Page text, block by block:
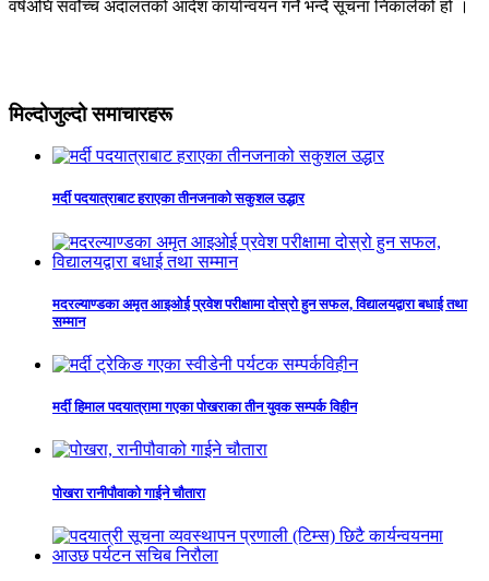
वर्षअघि सर्वोच्च अदालतको आदेश कार्यान्वयन गर्ने भन्दै सूचना निकालेको हो ।
मिल्दोजुल्दो समाचारहरू
मर्दी पदयात्राबाट हराएका तीनजनाको सकुशल उद्धार
मदरल्याण्डका अमृत आइओई प्रवेश परीक्षामा दोस्रो हुन सफल, विद्यालयद्वारा बधाई तथा
सम्मान
मर्दी हिमाल पदयात्रामा गएका पोखराका तीन युवक सम्पर्क विहीन
पोखरा रानीपौवाको गाईने चौतारा